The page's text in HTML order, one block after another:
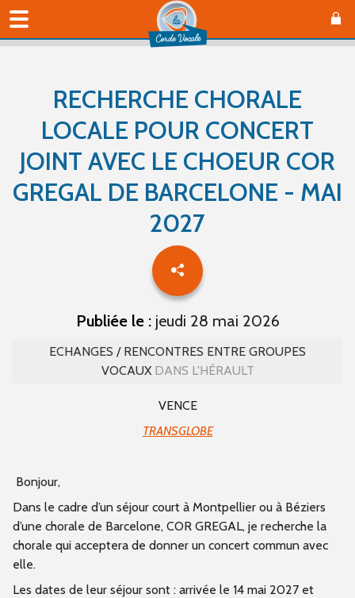
RECHERCHE CHORALE
LOCALE POUR CONCERT
JOINT AVEC LE CHOEUR COR
GREGAL DE BARCELONE - MAI
2027
Publiée le :jeudi 28 mai 2026
ECHANGES / RENCONTRES ENTRE GROUPES
VOCAUXDANS L'HÉRAULT
VENCE
TRANSGLOBE
Bonjour,
Dans le cadre d’un séjour court à Montpellier ou à Béziers
d’une chorale de Barcelone, COR GREGAL, je recherche la
chorale qui acceptera de donner un concert commun avec
elle.
Les dates de leur séjour sont : arrivée le 14 mai 2027 et